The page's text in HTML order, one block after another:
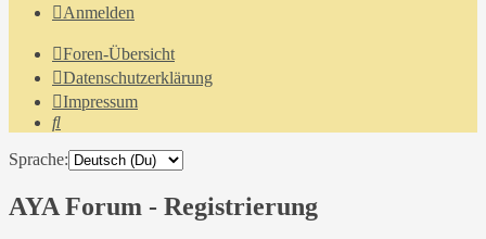
Anmelden
Foren-Übersicht
Datenschutzerklärung
Impressum
Suche
Sprache:
AYA Forum - Registrierung